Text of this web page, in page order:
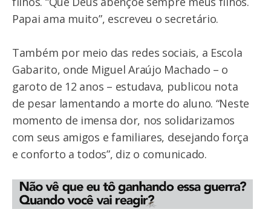
Papai ama muito”, escreveu o secretário.
Também por meio das redes sociais, a Escola
Gabarito, onde Miguel Araújo Machado – o
garoto de 12 anos – estudava, publicou nota
de pesar lamentando a morte do aluno. “Neste
momento de imensa dor, nos solidarizamos
com seus amigos e familiares, desejando força
e conforto a todos”, diz o comunicado.